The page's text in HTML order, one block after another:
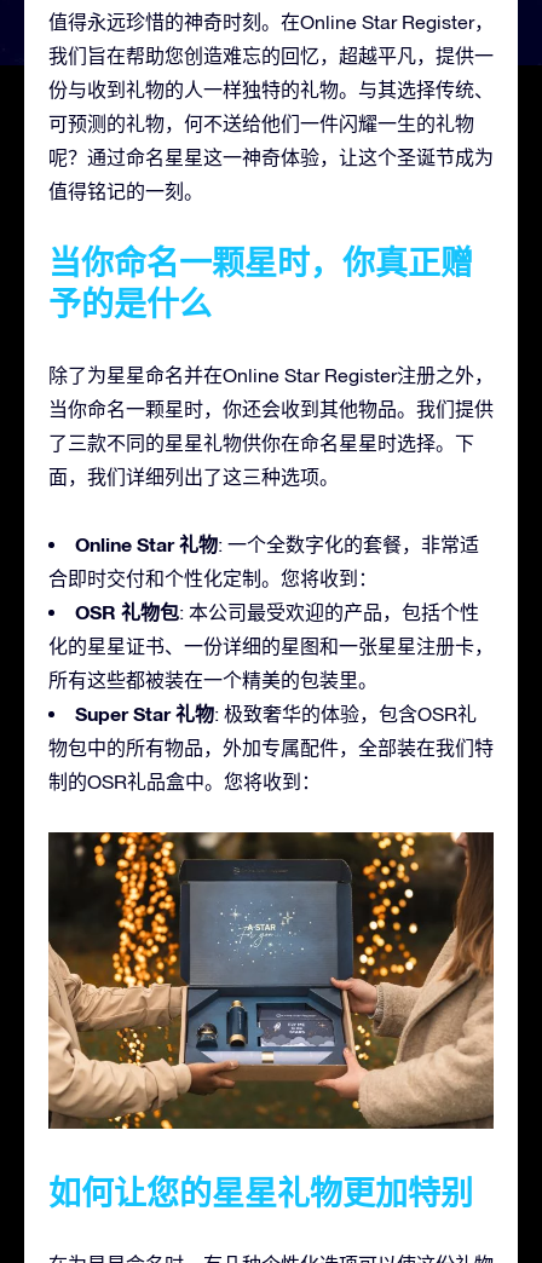
值得永远珍惜的神奇时刻。在Online Star Register，
我们旨在帮助您创造难忘的回忆，超越平凡，提供一
份与收到礼物的人一样独特的礼物。与其选择传统、
可预测的礼物，何不送给他们一件闪耀一生的礼物
呢？通过命名星星这一神奇体验，让这个圣诞节成为
值得铭记的一刻。
当你命名一颗星时，你真正赠
予的是什么
除了为星星命名并在Online Star Register注册之外，
当你命名一颗星时，你还会收到其他物品。我们提供
了三款不同的星星礼物供你在命名星星时选择。下
面，我们详细列出了这三种选项。
Online Star 礼物: 一个全数字化的套餐，非常适
合即时交付和个性化定制。您将收到：
OSR 礼物包: 本公司最受欢迎的产品，包括个性
化的星星证书、一份详细的星图和一张星星注册卡，
所有这些都被装在一个精美的包装里。
Super Star 礼物: 极致奢华的体验，包含OSR礼
物包中的所有物品，外加专属配件，全部装在我们特
制的OSR礼品盒中。您将收到：
如何让您的星星礼物更加特别